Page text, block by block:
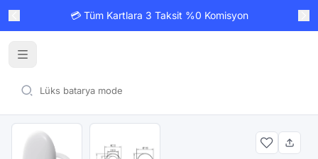
💳 Tüm Kartlara 3 Taksit %0 Komisyon